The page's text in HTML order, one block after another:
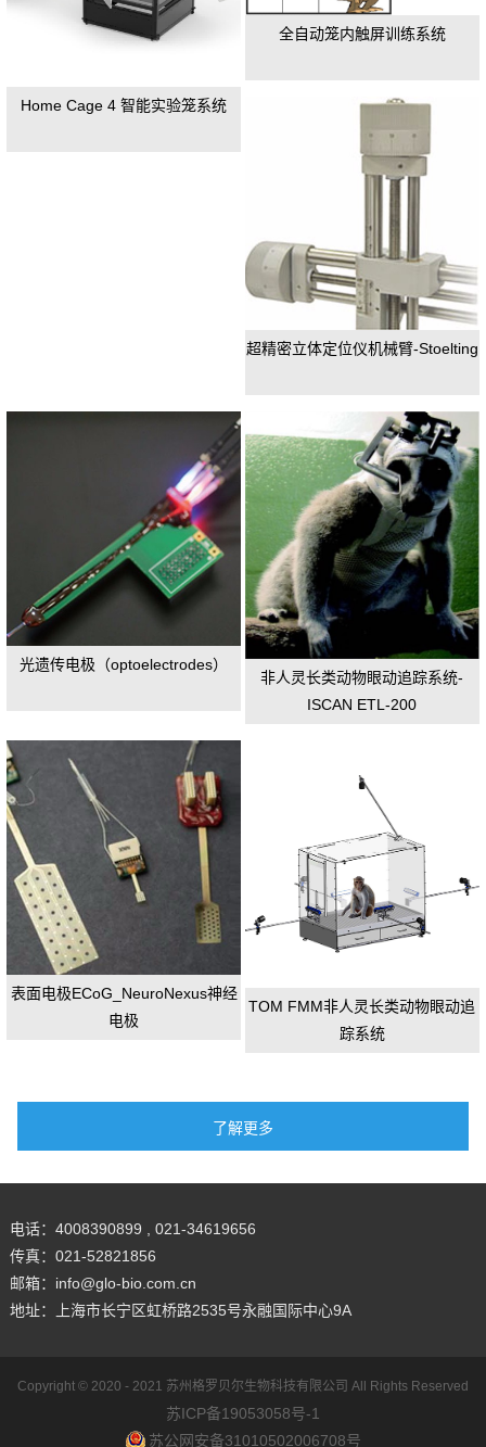
Home Cage 4 智能实验笼系统
全自动笼内触屏训练系统
超精密立体定位仪机械臂-Stoelting
光遗传电极（optoelectrodes）
非人灵长类动物眼动追踪系统-
ISCAN ETL-200
表面电极ECoG_NeuroNexus神经
电极
TOM FMM非人灵长类动物眼动追
踪系统
电话：4008390899 , 021-34619656
传真：021-52821856
邮箱：info@glo-bio.com.cn
地址：上海市长宁区虹桥路2535号永融国际中心9A
Copyright © 2020 - 2021 苏州格罗贝尔生物科技有限公司 All Rights Reserved
苏ICP备19053058号-1
苏公网安备31010502006708号